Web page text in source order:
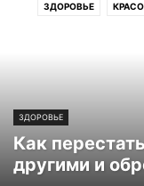
ЗДОРОВЬЕ
ЗДОРОВЬЕ
Как
другими и